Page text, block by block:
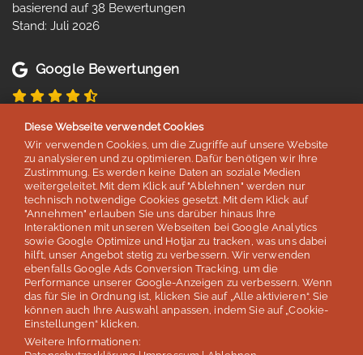
basierend auf 38 Bewertungen
Stand: Juli 2026
Google Bewertungen
4,8 von 5 Sternen
basierend auf 254 Bewertungen
Stand: Juli 2026
Top 5
der deutschen Sprachreisenveranstalter
laut Studie „Berufliche Weiterbildung 2026” des SZ Instituts
derSüddeutschen Zeitung
Mehr erfahren
Diese Webseite verwendet Cookies
Wir verwenden Cookies, um die Zugriffe auf unsere Website
zu analysieren und zu optimieren. Dafür benötigen wir Ihre
Zustimmung. Es werden keine Daten an soziale Medien
weitergeleitet. Mit dem Klick auf "Ablehnen" werden nur
technisch notwendige Cookies gesetzt. Mit dem Klick auf
"Annehmen" erlauben Sie uns darüber hinaus Ihre
Interaktionen mit unseren Webseiten bei Google Analytics
sowie Google Optimize und Hotjar zu tracken, was uns dabei
hilft, unser Angebot stetig zu verbessern. Wir verwenden
ebenfalls Google Ads Conversion Tracking, um die
Performance unserer Google-Anzeigen zu verbessern. Wenn
das für Sie in Ordnung ist, klicken Sie auf „Alle aktivieren“. Sie
können auch Ihre Auswahl anpassen, indem Sie auf „Cookie-
Einstellungen“ klicken.
Weitere Informationen: